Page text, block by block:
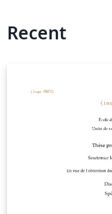
Recent